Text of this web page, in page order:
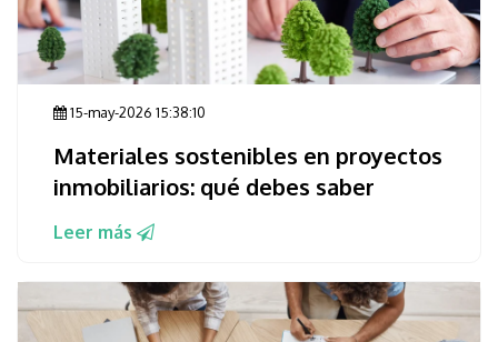
15-may-2026 15:38:10
Materiales sostenibles en proyectos
inmobiliarios: qué debes saber
Leer más